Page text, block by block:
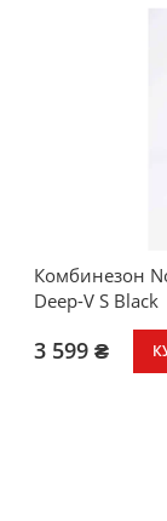
Комбинезон
Deep-V S Black
3 599 ₴